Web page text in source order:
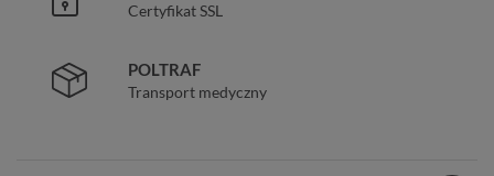
Certyfikat SSL
POLTRAF
Transport medyczny